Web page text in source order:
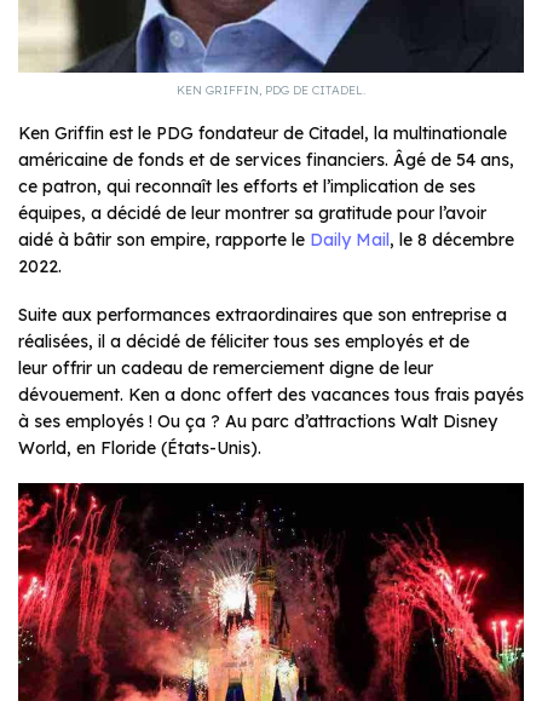
KEN GRIFFIN, PDG DE CITADEL.
Ken Griffin est le PDG fondateur de Citadel, la multinationale
américaine de fonds et de services financiers. Âgé de 54 ans,
ce patron, qui reconnaît les efforts et l’implication de ses
équipes, a décidé de leur montrer sa gratitude pour l’avoir
aidé à bâtir son empire, rapporte le Daily Mail , le 8 décembre
2022.
Suite aux performances extraordinaires que son entreprise a
réalisées, il a décidé de féliciter tous ses employés et de
leur offrir un cadeau de remerciement digne de leur
dévouement. Ken a donc offert des vacances tous frais payés
à ses employés ! Ou ça ? Au parc d’attractions Walt Disney
World, en Floride (États-Unis).